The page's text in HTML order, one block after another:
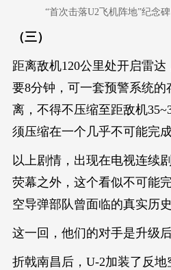
“首次击落U2飞机阵地”纪念
（三）
距离敌机120公里处开启雷
要8分钟，可一套预警系统
离，不得不压缩至距敌机
须压缩在一个几乎不可能完
以上剧情，出现在电视连续
荧幕之外，这个看似不可能
空导弹部队曾面临的真实历史
这一回，他们的对手是升级后
折戟南昌后，U-2加装了反